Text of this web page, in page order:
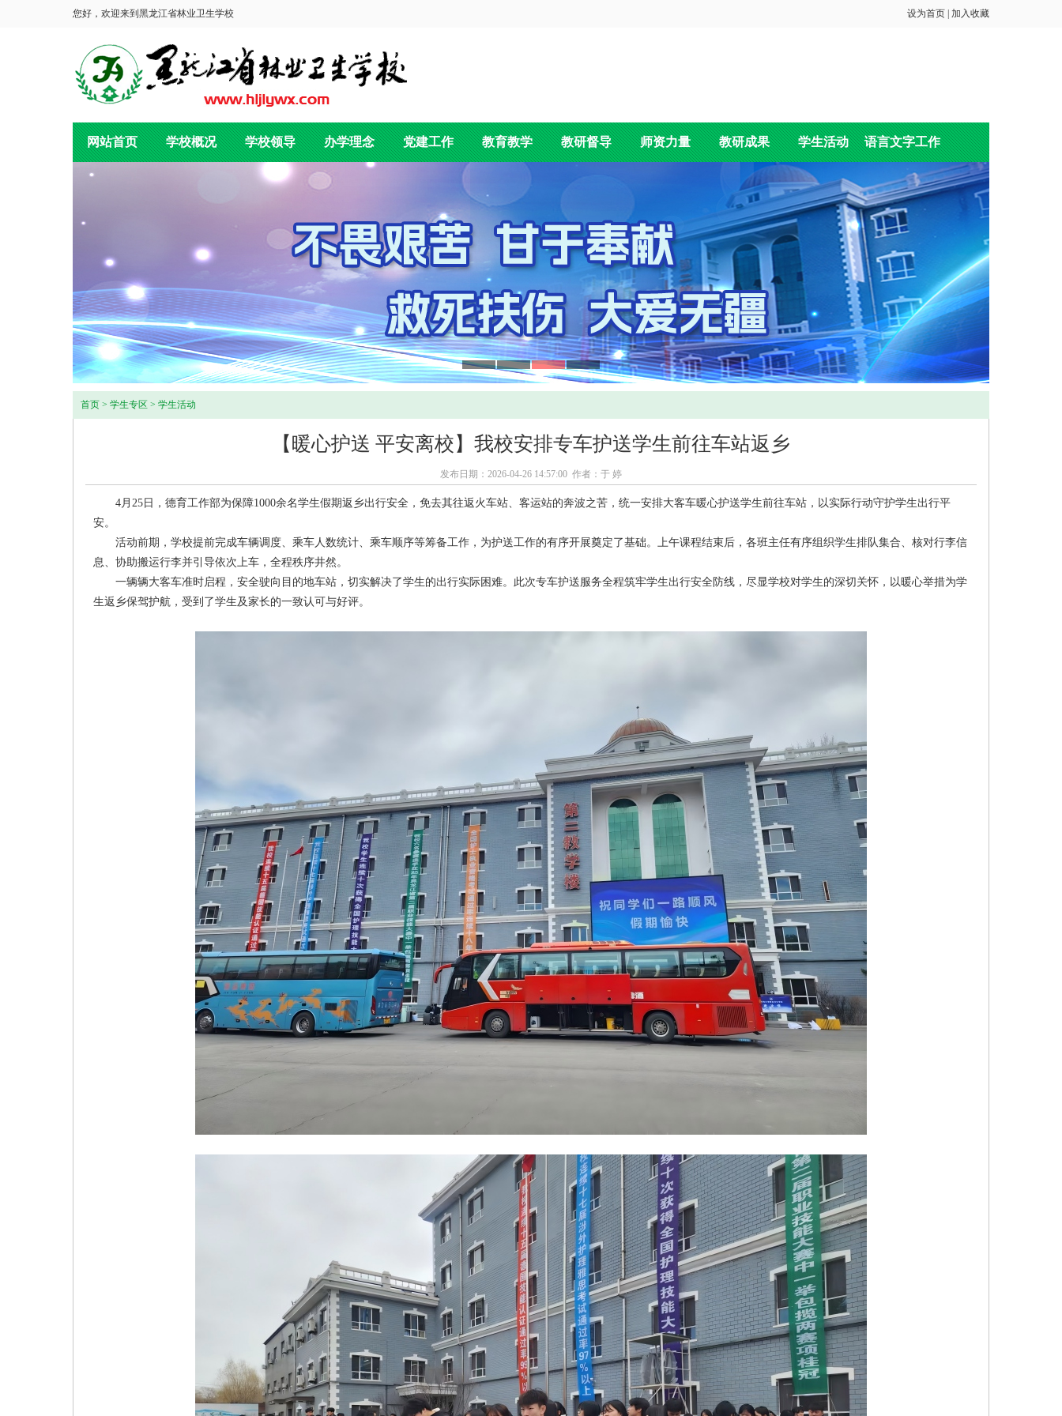
您好，欢迎来到黑龙江省林业卫生学校 设为首页 加入收藏
网站首页 学校概况 学校领导 办学理念 党建工作 教育教学 教研督导 师资力量 教研成果 学生活动 语言文字工作
4
首页 > 学生专区 > 学生活动
【暖心护送 平安离校】我校安排专车护送学生前往车站返乡
发布日期：2026-04-26 14:57:00 作者：于 婷
4月25日，德育工作部为保障1000余名学生假期返乡出行安全，免去其往返火车站、客运站的奔波之苦，统一安排大客车暖心护送学生前往车站，以实际行动守护学生出行平
安。
活动前期，学校提前完成车辆调度、乘车人数统计、乘车顺序等筹备工作，为护送工作的有序开展奠定了基础。上午课程结束后，各班主任有序组织学生排队集合、核对行李信
息、协助搬运行李并引导依次上车，全程秩序井然。
一辆辆大客车准时启程，安全驶向目的地车站，切实解决了学生的出行实际困难。此次专车护送服务全程筑牢学生出行安全防线，尽显学校对学生的深切关怀，以暖心举措为学
生返乡保驾护航，受到了学生及家长的一致认可与好评。